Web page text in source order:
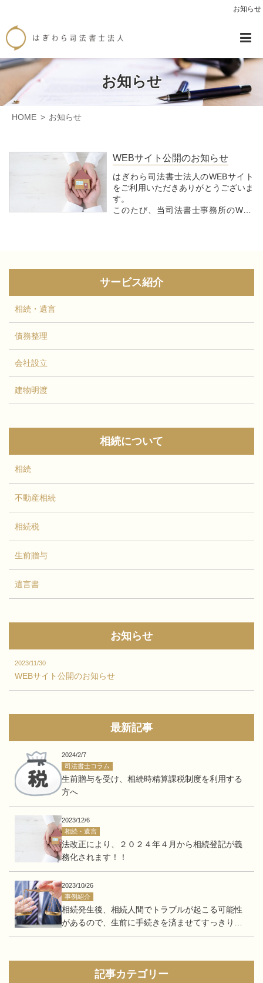
お知らせ
お知らせ
HOME お知らせ
WEBサイト公開のお知らせ
はぎわら司法書士法人のWEBサイト
をご利用いただきありがとうございま
す。
このたび、当司法書士事務所のWEB
いますよう、よろしくお願い申し上...
サービス紹介
相続・遺言
債務整理
会社設立
建物明渡
相続について
相続
不動産相続
相続税
生前贈与
遺言書
お知らせ
2023/11/30
WEBサイト公開のお知らせ
最新記事
2024/2/7
司法書士コラム
生前贈与を受け、相続時精算課税制度を利用する
方へ
2023/12/6
相続・遺言
法改正により、２０２４年４月から相続登記が義
務化されます！！
2023/10/26
事例紹介
相続発生後、相続人間でトラブルが起こる可能性
があるので、生前に手続きを済ませてすっきりし
たい。
記事カテゴリー